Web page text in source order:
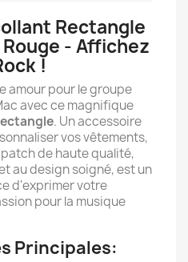
Rectangle
- Affichez
!
amour pour le groupe
avec ce magnifique
. Un accessoire
vos vêtements,
de haute qualité,
au design soigné, est un
d'exprimer votre
pour la musique
Principales: